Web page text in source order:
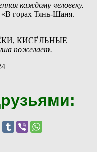
каждому человеку.
горах Тянь-Шаня.
КИСЕ́ЛЬНЫЕ
пожелает.